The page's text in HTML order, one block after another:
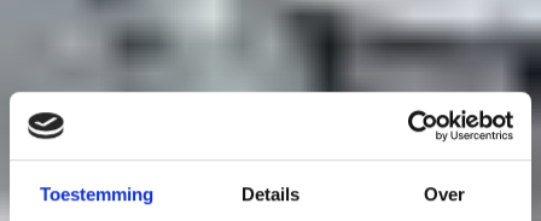
Toestemming Details Over